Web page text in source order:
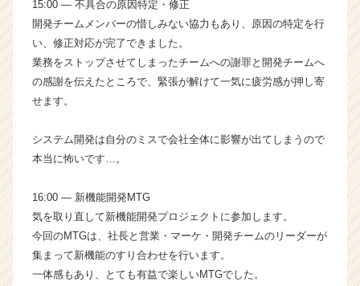
|
ベ
ン
チ
ャ
企
ら
ス
カ
ウ
ト
が
15:00 ― 不具合の原因特定・修正
開発チームメンバーの惜しみない協力もあり、原因の特定を行
い、修正対応が完了できました。
業務をストップさせてしまったチームへの謝罪と開発チームへ
の感謝を伝えたところで、緊張が解けて一気に疲労感が押し寄
せます。
システム開発は自分のミスで会社全体に影響が出てしまうので
本当に怖いです…。
16:00 ― 新機能開発MTG
気を取り直して新機能開発プロジェクトに参加します。
今回のMTGは、社長と営業・マーケ・開発チームのリーダーが
集まって新機能のすり合わせを行います。
一体感もあり、とても有益で楽しいMTGでした。